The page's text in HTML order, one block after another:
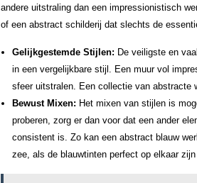
andere uitstraling dan een impressionistisch
of een abstract schilderij dat slechts de
Gelijkgestemde Stijlen: De veiligste en
in een vergelijkbare stijl. Een muur vol
sfeer uitstralen. Een collectie van abstracte
Bewust Mixen: Het mixen van stijlen is
proberen, zorg er dan voor dat een ander
consistent is. Zo kan een abstract blauw
zee, als de blauwtinten perfect op elkaar zijn